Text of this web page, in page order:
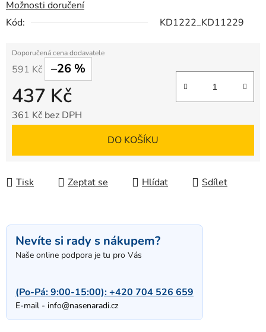
Možnosti doručení
Kód:
KD1222_KD11229
591 Kč –26 %
437 Kč
361 Kč bez DPH
DO KOŠÍKU
Tisk Zeptat se Hlídat Sdílet
Nevíte si rady s nákupem?
Naše online podpora je tu pro Vás
(Po-Pá: 9:00-15:00):+420 704 526 659
E-mail - info@nasenaradi.cz